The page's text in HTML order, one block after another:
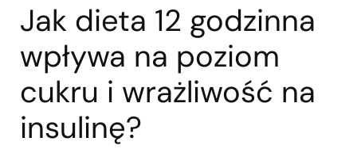
Jak dieta 12 godzinna
wpływa na poziom
cukru i wrażliwość na
insulinę?